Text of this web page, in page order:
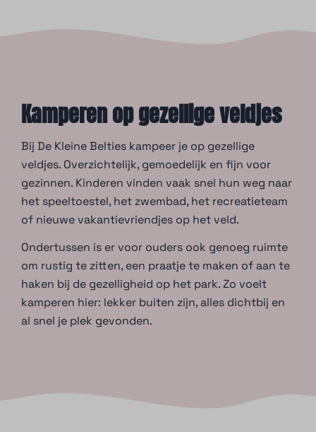
Kamperen op gezellige veldjes
Bij De Kleine Belties kampeer je op gezellige
veldjes. Overzichtelijk, gemoedelijk en fijn voor
gezinnen. Kinderen vinden vaak snel hun weg naar
het speeltoestel, het zwembad, het recreatieteam
of nieuwe vakantievriendjes op het veld.
Ondertussen is er voor ouders ook genoeg ruimte
om rustig te zitten, een praatje te maken of aan te
haken bij de gezelligheid op het park. Zo voelt
kamperen hier: lekker buiten zijn, alles dichtbij en
al snel je plek gevonden.